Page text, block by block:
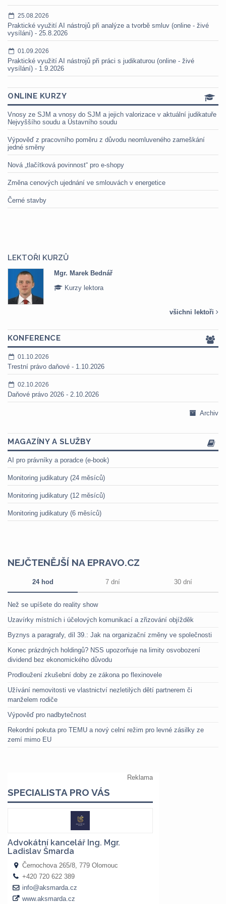
25.08.2026
Praktické využití AI nástrojů při analýze a tvorbě smluv (online - živé
vysílání) - 25.8.2026
01.09.2026
Praktické využití AI nástrojů při práci s judikaturou (online - živé
vysílání) - 1.9.2026
ONLINE KURZY
Vnosy ze SJM a vnosy do SJM a jejich valorizace v aktuální judikatuře
Nejvyššího soudu a Ústavního soudu
Výpověď z pracovního poměru z důvodu neomluveného zameškání
jedné směny
Nová „tlačítková povinnost“ pro e-shopy
Změna cenových ujednání ve smlouvách v energetice
Černé stavby
LEKTOŘI KURZŮ
Mgr. Marek Bednář
Kurzy lektora
všichni lektoři
KONFERENCE
01.10.2026
Trestní právo daňové - 1.10.2026
02.10.2026
Daňové právo 2026 - 2.10.2026
Archiv
MAGAZÍNY A SLUŽBY
AI pro právníky a poradce (e-book)
Monitoring judikatury (24 měsíců)
Monitoring judikatury (12 měsíců)
Monitoring judikatury (6 měsíců)
NEJČTENĚJŠÍ NA EPRAVO.CZ
24 hod 7 dní 30 dní
Než se upíšete do reality show
Uzavírky místních i účelových komunikací a zřizování objížděk
Byznys a paragrafy, díl 39.: Jak na organizační změny ve společnosti
Konec prázdných holdingů? NSS upozorňuje na limity osvobození
dividend bez ekonomického důvodu
Prodloužení zkušební doby ze zákona po flexinovele
Užívání nemovitosti ve vlastnictví nezletilých dětí partnerem či
manželem rodiče
Výpověď pro nadbytečnost
Rekordní pokuta pro TEMU a nový celní režim pro levné zásilky ze
zemí mimo EU